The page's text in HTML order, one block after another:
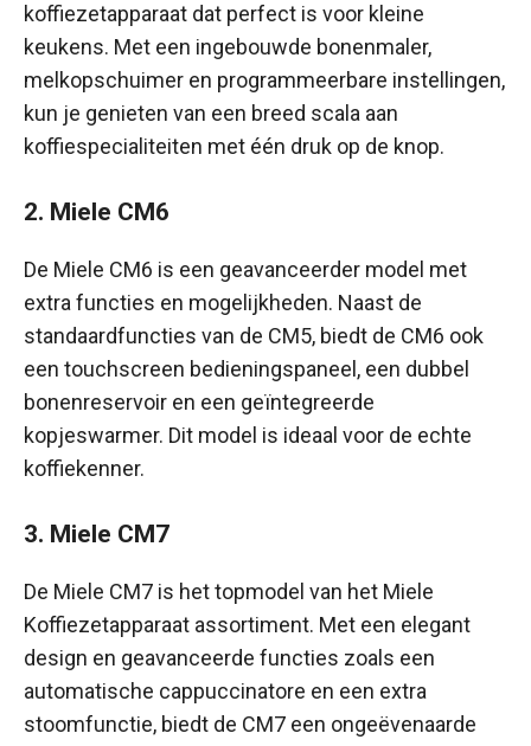
koffiezetapparaat dat perfect is voor kleine
keukens. Met een ingebouwde bonenmaler,
melkopschuimer en programmeerbare instellingen,
kun je genieten van een breed scala aan
koffiespecialiteiten met één druk op de knop.
2. Miele CM6
De Miele CM6 is een geavanceerder model met
extra functies en mogelijkheden. Naast de
standaardfuncties van de CM5, biedt de CM6 ook
een touchscreen bedieningspaneel, een dubbel
bonenreservoir en een geïntegreerde
kopjeswarmer. Dit model is ideaal voor de echte
koffiekenner.
3. Miele CM7
De Miele CM7 is het topmodel van het Miele
Koffiezetapparaat assortiment. Met een elegant
design en geavanceerde functies zoals een
automatische cappuccinatore en een extra
stoomfunctie, biedt de CM7 een ongeëvenaarde